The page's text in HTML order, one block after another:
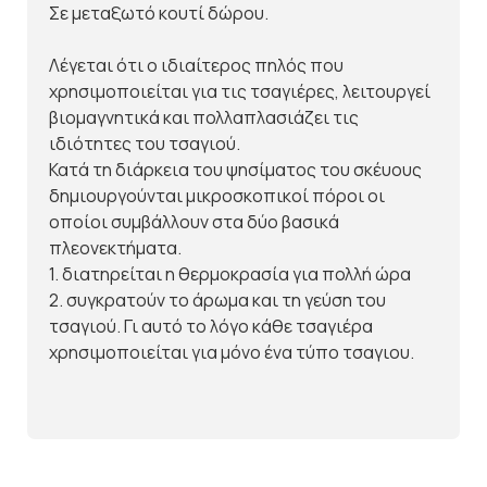
Σε μεταξωτό κουτί δώρου.
Λέγεται ότι ο ιδιαίτερος πηλός που
χρησιμοποιείται για τις τσαγιέρες, λειτουργεί
βιομαγνητικά και πολλαπλασιάζει τις
ιδιότητες του τσαγιού.
Κατά τη διάρκεια του ψησίματος του σκέυους
δημιουργούνται μικροσκοπικοί πόροι οι
οποίοι συμβάλλουν στα δύο βασικά
πλεονεκτήματα.
1. διατηρείται η θερμοκρασία για πολλή ώρα
2. συγκρατούν το άρωμα και τη γεύση του
τσαγιού. Γι αυτό το λόγο κάθε τσαγιέρα
χρησιμοποιείται για μόνο ένα τύπο τσαγιου.